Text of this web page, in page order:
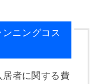
ンニングコス
居者に関する費